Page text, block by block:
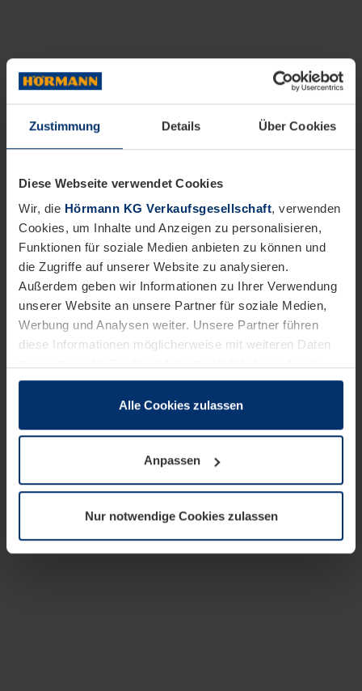
Zustimmung Details Über Cookies
Diese Webseite verwendet Cookies
Wir, die Hörmann KG Verkaufsgesellschaft, verwenden
Cookies, um Inhalte und Anzeigen zu personalisieren,
Funktionen für soziale Medien anbieten zu können und
die Zugriffe auf unserer Website zu analysieren.
Außerdem geben wir Informationen zu Ihrer Verwendung
unserer Website an unsere Partner für soziale Medien,
Werbung und Analysen weiter. Unsere Partner führen
diese Informationen möglicherweise mit weiteren Daten
sie im Rahmen Ihrer Nutzung der Dienste gesammelt
wenn diese für den Betrieb dieser Seite unbedingt
notwendig sind. Für alle anderen Cookie-Typen benötigen
wir Ihre Erlaubnis. Ihre Einwilligung können Sie jederzeit
Datenschutzerklärungunserer Website ändern oder
widerrufen.
Alle Cookies zulassen
Anpassen
Nur notwendige Cookies zulassen